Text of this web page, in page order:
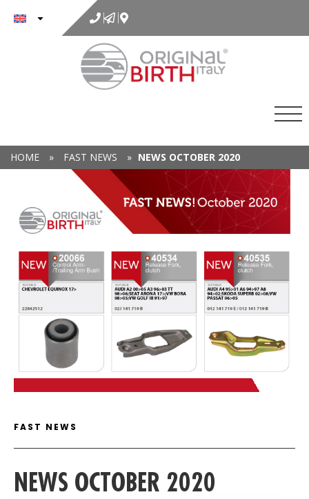
content
HOME » FAST NEWS » NEWS OCTOBER 2020
FAST NEWS DETAIL
FAST NEWS
NEWS OCTOBER 2020